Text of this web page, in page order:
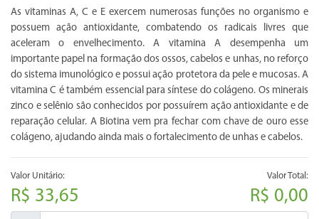
As vitaminas A, C e E exercem numerosas funções no organismo e
possuem ação antioxidante, combatendo os radicais livres que
aceleram o envelhecimento. A vitamina A desempenha um
importante papel na formação dos ossos, cabelos e unhas, no reforço
do sistema imunológico e possui ação protetora da pele e mucosas. A
vitamina C é também essencial para síntese do colágeno. Os minerais
zinco e selênio são conhecidos por possuírem ação antioxidante e de
reparação celular. A Biotina vem pra fechar com chave de ouro esse
colágeno, ajudando ainda mais o fortalecimento de unhas e cabelos.
Valor Unitário:
R$ 33,65
Valor Total:
R$ 0,00